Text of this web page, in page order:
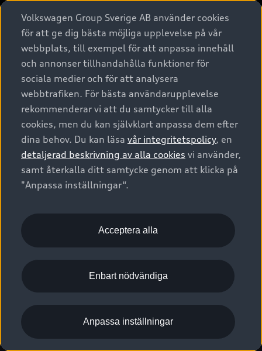
A6 modellerna
SUV
Avant
Audi Sport
Privatleasing
Nya bilar i lager
Begagnade bilar i lager
Audi approved :plus - så gott som nya
Finansiering
Audi exclusive
Provkörning
Service & tillbehör
Audi digital services
Originaltillbehör - köp online
Garantier
Försäkring
Digitala manualer för din Audi
Audi Collection – livsstilsartiklar
Vanliga frågor
2G/3G nätet stängs ned - Hur påverkas min bil av detta?
Tjänstebil
Tjänstebil
Business lease online
Företagsleasing
Om Audi Sverige
Kontakta oss
Audi Återförsäljare/-serviceverkstad
myAudi
Pressmeddelanden
Nyhetsbrev
Vårt hållbarhetsarbete
Lediga tjänster huvudkontor
Lediga tjänster hos Audi Återförsäljare
Kommentar till mediauppgifter om dataläcka
© 2026 AUDI SVERIGE. All Rights Reserved.
Utgivare Juridiskt
Juridiskt Audi AG
Juridiskt Audi Digital Giveaway
Anpassa inställningar för cookies
Visselblåsarkanaler
Volkswagen Group Sverige AB använder cookies
för att ge dig bästa möjliga upplevelse på vår
webbplats, till exempel för att anpassa innehåll
och annonser tillhandahålla funktioner för
sociala medier och för att analysera
webbtrafiken. För bästa användarupplevelse
rekommenderar vi att du samtycker till alla
cookies, men du kan självklart anpassa dem efter
dina behov. Du kan läsa vår integritetspolicy, en
detaljerad beskrivning av alla cookies vi använder,
samt återkalla ditt samtycke genom att klicka på
"Anpassa inställningar“.
Acceptera alla
Enbart nödvändiga
Anpassa inställningar